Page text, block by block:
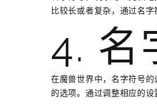
比较长或者复杂，通过名
4. 名
在魔兽世界中，名字符号
的选项。通过调整相应的